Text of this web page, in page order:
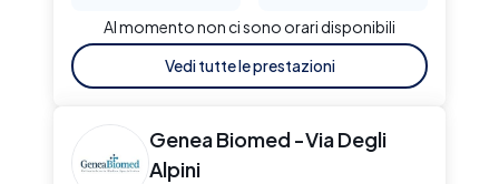
Al momento non ci sono orari disponibili
Vedi tutte le prestazioni
Genea Biomed -Via Degli
Alpini